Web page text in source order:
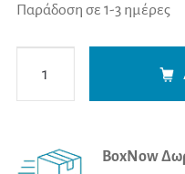
Παράδοση σε 1-3 ημέρες
CanDo
Εξάσκησης
BoxNow